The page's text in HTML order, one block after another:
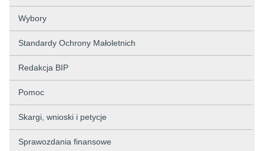
Wybory
Standardy Ochrony Małoletnich
Redakcja BIP
Pomoc
Skargi, wnioski i petycje
Sprawozdania finansowe